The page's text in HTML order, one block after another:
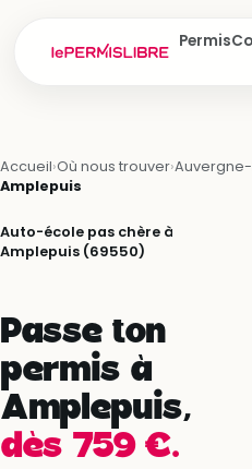
Permis
Accueil›Où nous trouver›
Amplepuis
Auto-école pas chère à
Amplepuis (69550)
Passe ton
permis à
Amplepuis,
dès 759 €.